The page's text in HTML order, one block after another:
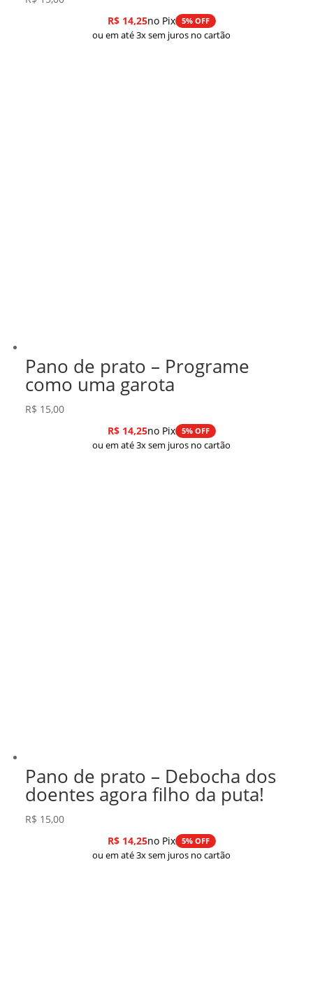
R$14,25no Pix 5% OFF
ou em até 3x sem juros no cartão
Pano de prato – Programe
como uma garota
R$ 15,00
R$14,25no Pix 5% OFF
ou em até 3x sem juros no cartão
Pano de prato – Debocha dos
doentes agora filho da puta!
R$ 15,00
R$14,25no Pix 5% OFF
ou em até 3x sem juros no cartão